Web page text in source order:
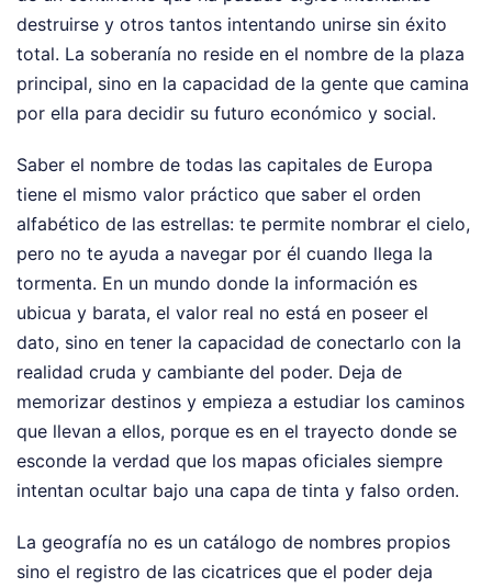
destruirse y otros tantos intentando unirse sin éxito
total. La soberanía no reside en el nombre de la plaza
principal, sino en la capacidad de la gente que camina
por ella para decidir su futuro económico y social.
Saber el nombre de todas las capitales de Europa
tiene el mismo valor práctico que saber el orden
alfabético de las estrellas: te permite nombrar el cielo,
pero no te ayuda a navegar por él cuando llega la
tormenta. En un mundo donde la información es
ubicua y barata, el valor real no está en poseer el
dato, sino en tener la capacidad de conectarlo con la
realidad cruda y cambiante del poder. Deja de
memorizar destinos y empieza a estudiar los caminos
que llevan a ellos, porque es en el trayecto donde se
esconde la verdad que los mapas oficiales siempre
intentan ocultar bajo una capa de tinta y falso orden.
La geografía no es un catálogo de nombres propios
sino el registro de las cicatrices que el poder deja